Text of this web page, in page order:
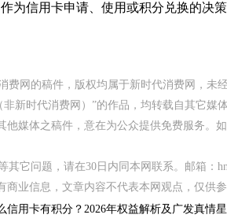
为信用卡申请、使用或积分兑换的决
费网的稿件，版权均属于新时代消费网，未
新时代消费网）”的作品，均转载自其它
他媒体之稿件，意在为公众提供免费服务。
其它问题，请在30日内同本网联系。邮箱：
商业信息，文章内容不代表本网观点，仅供
信用卡有积分？2026年权益解析及广发真情